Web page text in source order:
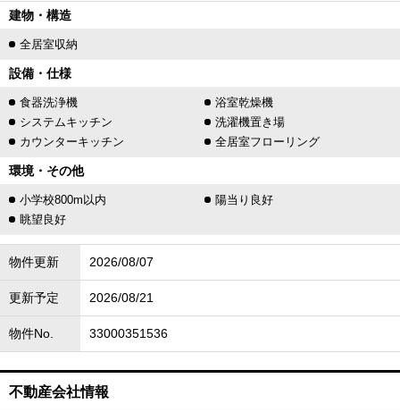
建物・構造
全居室収納
設備・仕様
食器洗浄機
浴室乾燥機
システムキッチン
洗濯機置き場
カウンターキッチン
全居室フローリング
環境・その他
小学校800m以内
陽当り良好
眺望良好
物件更新 2026/08/07
更新予定 2026/08/21
物件No. 33000351536
不動産会社情報